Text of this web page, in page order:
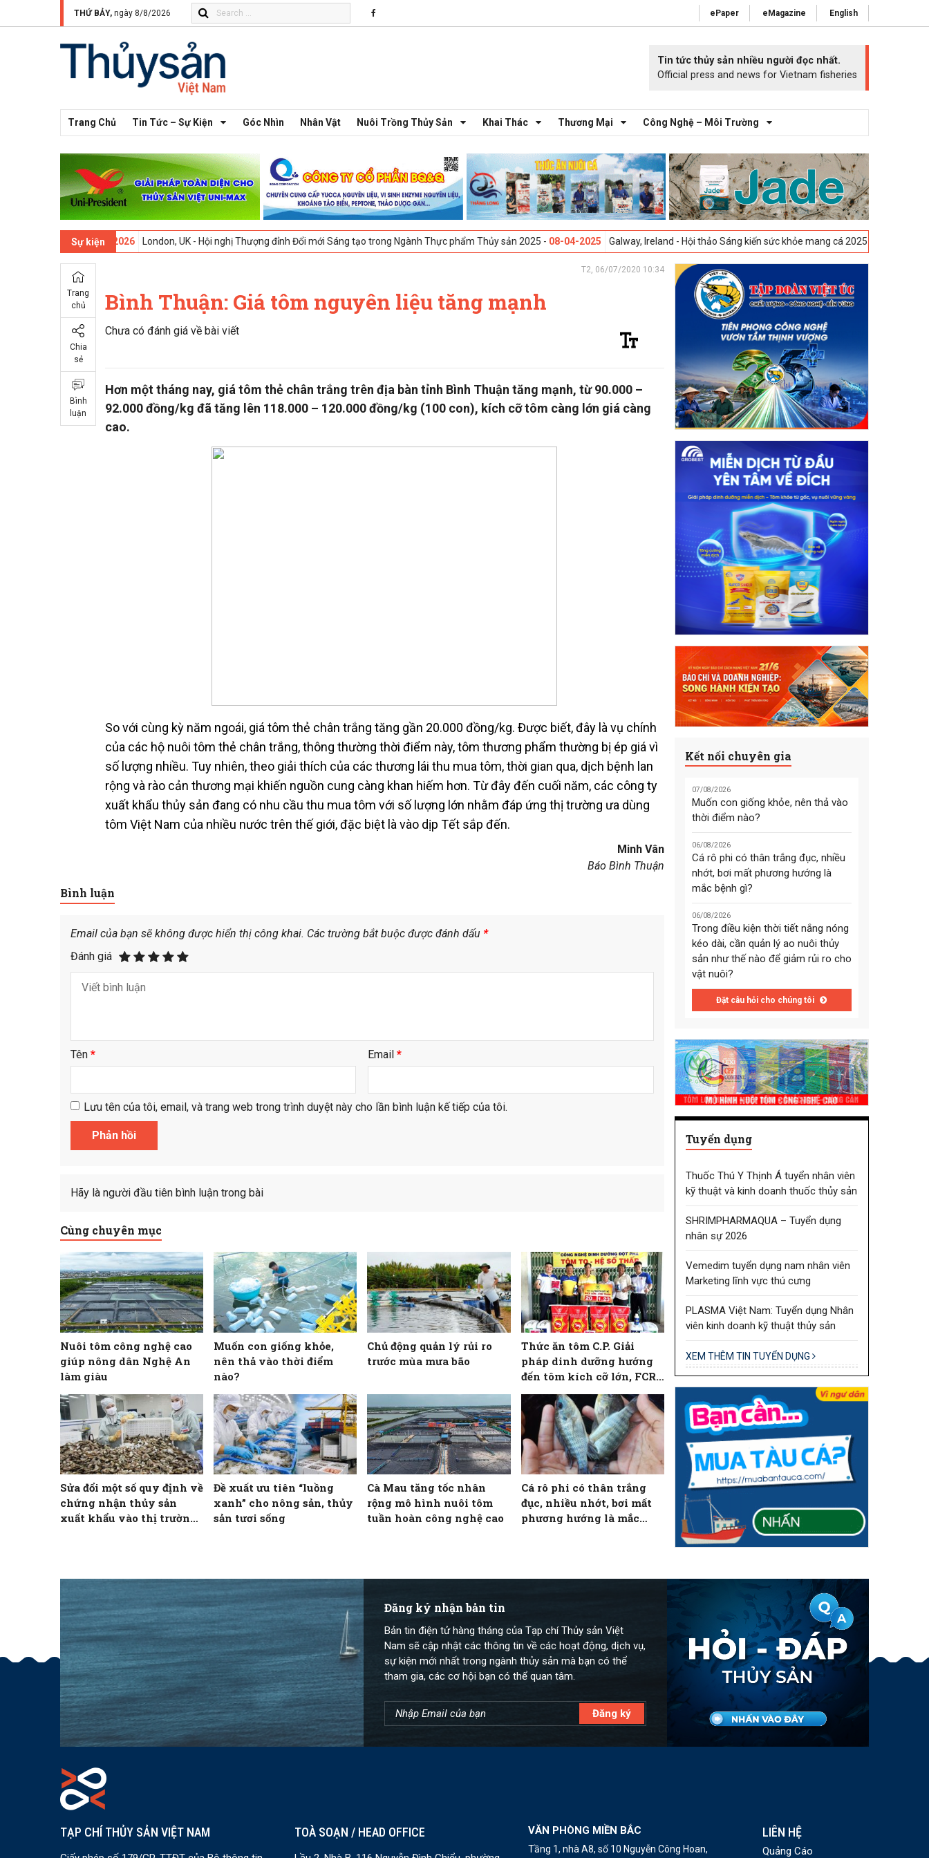
THỨ BẢY, ngày 8/8/2026 ePaper eMagazine English
Tin tức thủy sản nhiều người đọc nhất.
Official press and news for Vietnam fisheries
Trang Chủ Tin Tức – Sự Kiện Góc Nhìn Nhân Vật Nuôi Trồng Thủy Sản Khai Thác Thương Mại Công Nghệ – Môi Trường
Sự kiện
09-02-2026 London, UK - Hội nghị Thượng đỉnh Đổi mới Sáng tạo trong Ngành Thực phẩm Thủy sản 2025 -08-04-2025 Galway, Ireland - Hội thảo Sáng kiến sức khỏe mang cá 2025 -23-04-2025
Trang
chủ
Chia
sẻ
Bình
luận
T2, 06/07/2020 10:34
Bình Thuận: Giá tôm nguyên liệu tăng mạnh
Chưa có đánh giá về bài viết
Hơn một tháng nay, giá tôm thẻ chân trắng trên địa bàn tỉnh Bình Thuận tăng mạnh, từ 90.000 –
92.000 đồng/kg đã tăng lên 118.000 – 120.000 đồng/kg (100 con), kích cỡ tôm càng lớn giá càng
cao.
So với cùng kỳ năm ngoái, giá tôm thẻ chân trắng tăng gần 20.000 đồng/kg. Được biết, đây là vụ chính
của các hộ nuôi tôm thẻ chân trắng, thông thường thời điểm này, tôm thương phẩm thường bị ép giá vì
số lượng nhiều. Tuy nhiên, theo giải thích của các thương lái thu mua tôm, thời gian qua, dịch bệnh lan
rộng và rào cản thương mại khiến nguồn cung càng khan hiếm hơn. Từ đây đến cuối năm, các công ty
xuất khẩu thủy sản đang có nhu cầu thu mua tôm với số lượng lớn nhằm đáp ứng thị trường ưa dùng
tôm Việt Nam của nhiều nước trên thế giới, đặc biệt là vào dịp Tết sắp đến.
Minh Vân
Báo Bình Thuận
Bình luận
Email của bạn sẽ không được hiển thị công khai. Các trường bắt buộc được đánh dấu *
Đánh giá
Tên * Email*
Lưu tên của tôi, email, và trang web trong trình duyệt này cho lần bình luận kế tiếp của tôi.
Hãy là người đầu tiên bình luận trong bài
Cùng chuyên mục
Nuôi tôm công nghệ cao
giúp nông dân Nghệ An
làm giàu
Muốn con giống khỏe,
nên thả vào thời điểm
nào?
Chủ động quản lý rủi ro
trước mùa mưa bão
Thức ăn tôm C.P. Giải
pháp dinh dưỡng hướng
đến tôm kích cỡ lớn, FCR
thấp
Sửa đổi một số quy định về
chứng nhận thủy sản
xuất khẩu vào thị trường
Đề xuất ưu tiên “luồng
xanh” cho nông sản, thủy
sản tươi sống
Cà Mau tăng tốc nhân
rộng mô hình nuôi tôm
tuần hoàn công nghệ cao
Cá rô phi có thân trắng
đục, nhiều nhớt, bơi mất
phương hướng là mắc
Kết nối chuyên gia
07/08/2026
Muốn con giống khỏe, nên thả vào
thời điểm nào?
06/08/2026
Cá rô phi có thân trắng đục, nhiều
nhớt, bơi mất phương hướng là
mắc bệnh gì?
06/08/2026
Trong điều kiện thời tiết nắng nóng
kéo dài, cần quản lý ao nuôi thủy
sản như thế nào để giảm rủi ro cho
vật nuôi?
Đặt câu hỏi cho chúng tôi
Tuyển dụng
Thuốc Thú Y Thịnh Á tuyển nhân viên
kỹ thuật và kinh doanh thuốc thủy sản
SHRIMPHARMAQUA – Tuyển dụng
nhân sự 2026
Vemedim tuyển dụng nam nhân viên
Marketing lĩnh vực thú cưng
PLASMA Việt Nam: Tuyển dụng Nhân
viên kinh doanh kỹ thuật thủy sản
XEM THÊM TIN TUYỂN DỤNG
Đăng ký nhận bản tin
Bản tin điện tử hàng tháng của Tạp chí Thủy sản Việt
Nam sẽ cập nhật các thông tin về các hoạt động, dịch vụ,
sự kiện mới nhất trong ngành thủy sản mà bạn có thể
tham gia, các cơ hội bạn có thể quan tâm.
TẠP CHÍ THỦY SẢN VIỆT NAM TOÀ SOẠN / HEAD OFFICE VĂN PHÒNG MIỀN BẮC
Tầng 1, nhà A8, số 10 Nguyễn Công Hoan,
LIÊN HỆ
Quảng Cáo